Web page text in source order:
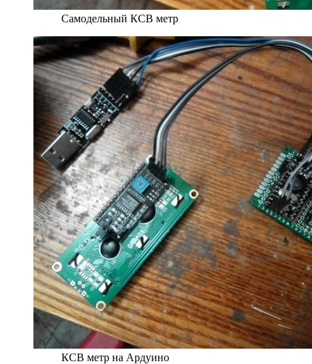
Самодельный КСВ метр
КСВ метр на Ардуино